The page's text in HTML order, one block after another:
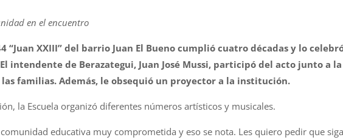
en el encuentro
“Juan XXIII” del barrio Juan El Bueno cumplió cuatro décadas y lo
intendente de Berazategui, Juan José Mussi, participó del acto junto a la
familias. Además, le obsequió un proyector a la institución.
la Escuela organizó diferentes números artísticos y musicales.
educativa muy comprometida y eso se nota. Les quiero pedir que